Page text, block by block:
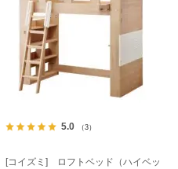
5.0 （3）
[コイズミ] ロフトベッド（ハイベッ